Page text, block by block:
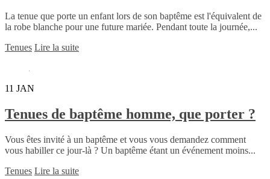
La tenue que porte un enfant lors de son baptême est l'équivalent de
la robe blanche pour une future mariée. Pendant toute la journée,...
Tenues Lire la suite
11 JAN
Tenues de baptême homme, que porter ?
Vous êtes invité à un baptême et vous vous demandez comment
vous habiller ce jour-là ? Un baptême étant un événement moins...
Tenues Lire la suite